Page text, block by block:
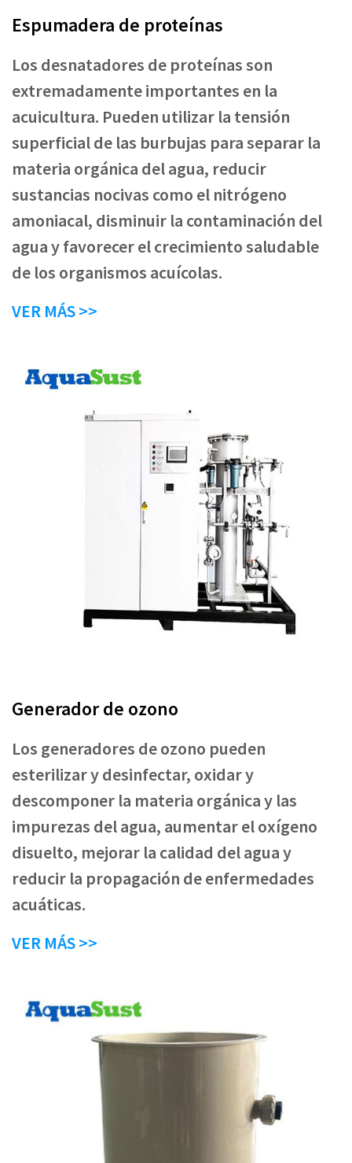
Espumadera de proteínas
Los desnatadores de proteínas son
extremadamente importantes en la
acuicultura. Pueden utilizar la tensión
superficial de las burbujas para separar la
materia orgánica del agua, reducir
sustancias nocivas como el nitrógeno
amoniacal, disminuir la contaminación del
agua y favorecer el crecimiento saludable
de los organismos acuícolas.
VER MÁS >>
Generador de ozono
Los generadores de ozono pueden
esterilizar y desinfectar, oxidar y
descomponer la materia orgánica y las
impurezas del agua, aumentar el oxígeno
disuelto, mejorar la calidad del agua y
reducir la propagación de enfermedades
acuáticas.
VER MÁS >>